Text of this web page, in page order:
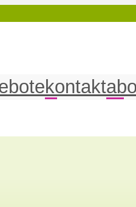
kontakt